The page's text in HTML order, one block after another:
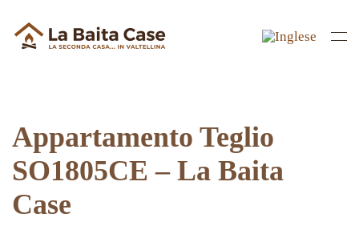
Skip to main content
Appartamento Teglio
SO1805CE – La Baita
Case